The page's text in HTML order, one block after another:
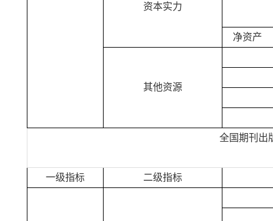
资本实力
净资产
其他资源
全国期刊出
一级指标 二级指标